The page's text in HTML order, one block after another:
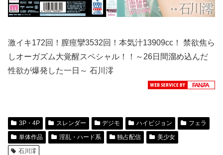
激イキ172回！膣痙攣3532回！本気汁13909cc！ 禁欲焦ら
しオーガズム大覚醒スペシャル！！～26日間溜め込んだ
性欲が爆発した一日～ 石川澪
3P・4P スレンダー デジモ ハイビジョン
フェラ
単体作品
淫乱・ハード系 独占配信
美少女
石川澪